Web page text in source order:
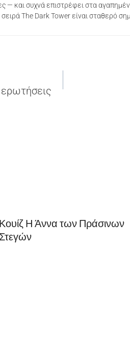
— και συχνά επιστρέφει στα
The Dark Tower είναι σταθερό
Κουίζ Η Άννα των Πράσινων
Στεγών